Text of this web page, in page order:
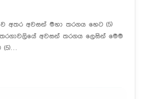
අතර අවසන් මහා තරගය හෙට (5)
අවසන් තරගය ලෙසින් මෙම